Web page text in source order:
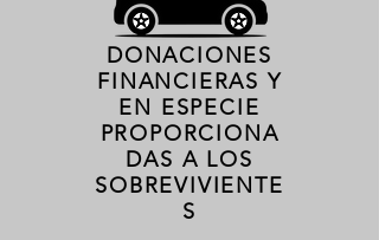
DONACIONES
FINANCIERAS Y
EN ESPECIE
PROPORCIONA
DAS A LOS
SOBREVIVIENTE
S